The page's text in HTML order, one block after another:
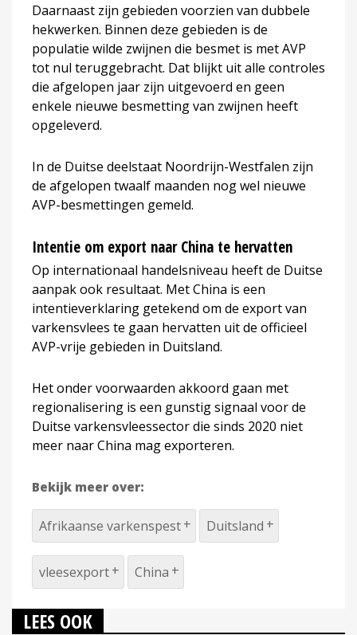
Daarnaast zijn gebieden voorzien van dubbele
hekwerken. Binnen deze gebieden is de
populatie wilde zwijnen die besmet is met AVP
tot nul teruggebracht. Dat blijkt uit alle controles
die afgelopen jaar zijn uitgevoerd en geen
enkele nieuwe besmetting van zwijnen heeft
opgeleverd.
In de Duitse deelstaat Noordrijn-Westfalen zijn
de afgelopen twaalf maanden nog wel nieuwe
AVP-besmettingen gemeld.
Intentie om export naar China te hervatten
Op internationaal handelsniveau heeft de Duitse
aanpak ook resultaat. Met China is een
intentieverklaring getekend om de export van
varkensvlees te gaan hervatten uit de officieel
AVP-vrije gebieden in Duitsland.
Het onder voorwaarden akkoord gaan met
regionalisering is een gunstig signaal voor de
Duitse varkensvleessector die sinds 2020 niet
meer naar China mag exporteren.
Bekijk meer over:
Afrikaanse varkenspest Duitsland
vleesexport China
LEES OOK